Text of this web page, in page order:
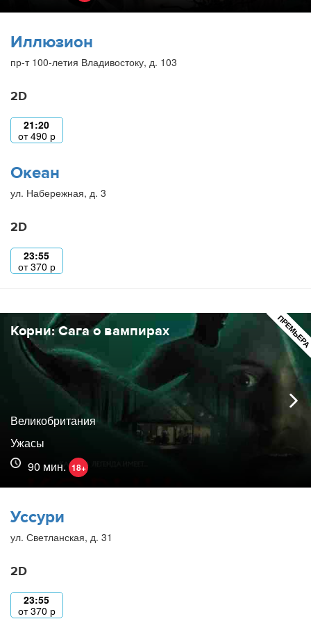
Иллюзион
пр-т 100-летия Владивостоку, д. 103
2D
21:20
от490 р
Океан
ул. Набережная, д. 3
2D
23:55
от370 р
Корни: Сага о вампирах
Великобритания
Ужасы
90 мин. 18+
Уссури
ул. Светланская, д. 31
2D
23:55
от370 р